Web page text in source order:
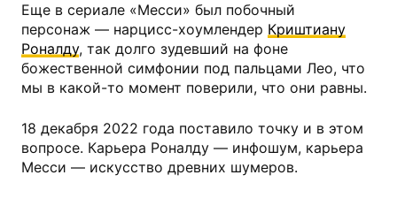
Еще в сериале «Месси» был побочный
персонаж — нарцисс-хоумлендер Криштиану
Роналду, так долго зудевший на фоне
божественной симфонии под пальцами Лео, что
мы в какой-то момент поверили, что они равны.
18 декабря 2022 года поставило точку и в этом
вопросе. Карьера Роналду — инфошум, карьера
Месси — искусство древних шумеров.